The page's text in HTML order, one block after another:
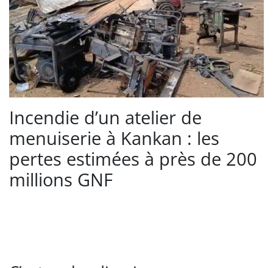
Incendie d’un atelier de
menuiserie à Kankan : les
pertes estimées à près de 200
millions GNF